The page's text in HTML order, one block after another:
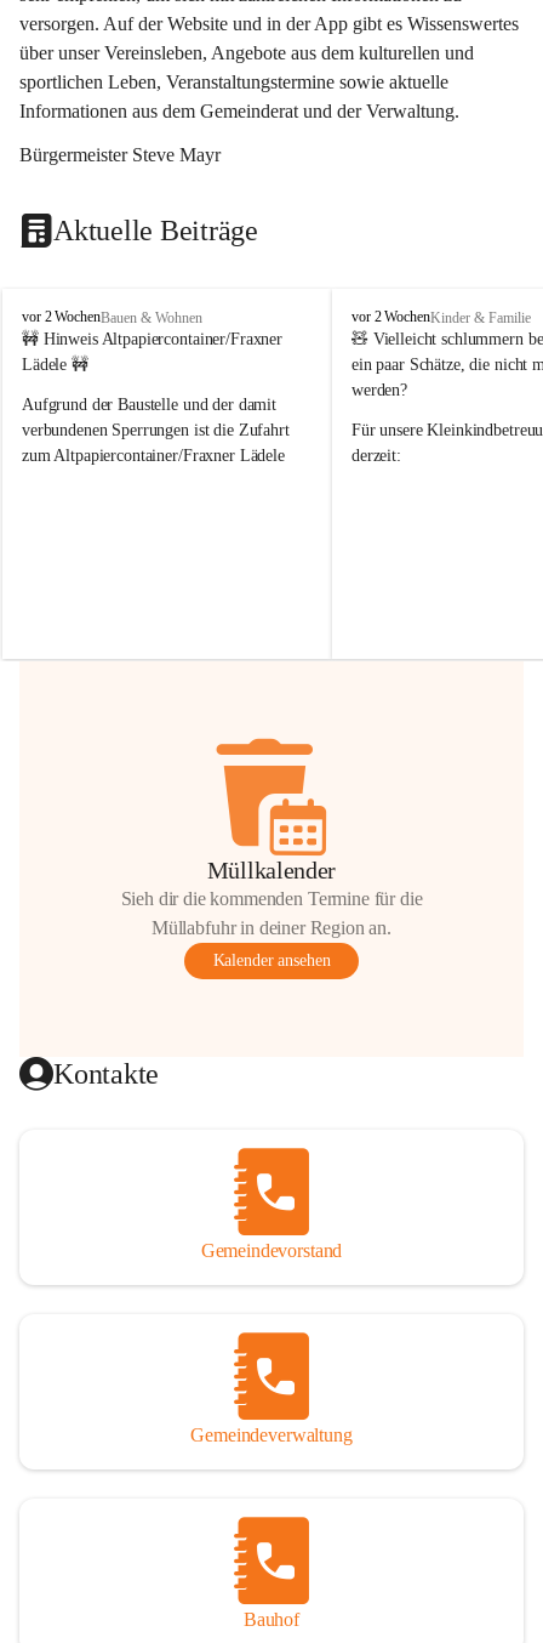
versorgen. Auf der Website und in der App gibt es Wissenswertes
über unser Vereinsleben, Angebote aus dem kulturellen und
sportlichen Leben, Veranstaltungstermine sowie aktuelle
Informationen aus dem Gemeinderat und der Verwaltung.
Bürgermeister Steve Mayr
Aktuelle Beiträge
F
r
a
e
r
n
vor 2 WochenBauen & Wohnen
🚧 Hinweis Altpapiercontainer/Fraxner
Lädele 🚧
Aufgrund der Baustelle und der damit
verbundenen Sperrungen ist die Zufahrt
zum Altpapiercontainer/Fraxner Lädele
Hilfsbereitschaft!
F
r
a
x
r
n
vor 2 WochenKinder & Familie
🧸 Vielleicht schlummern
ein paar Schätze, die nicht
werden?
Für unsere
derzeit:
Müllkalender
Sieh dir die kommenden Termine für die
Müllabfuhr in deiner Region an.
Kalender ansehen
Kontakte
Gemeindevorstand
Gemeindeverwaltung
Bauhof